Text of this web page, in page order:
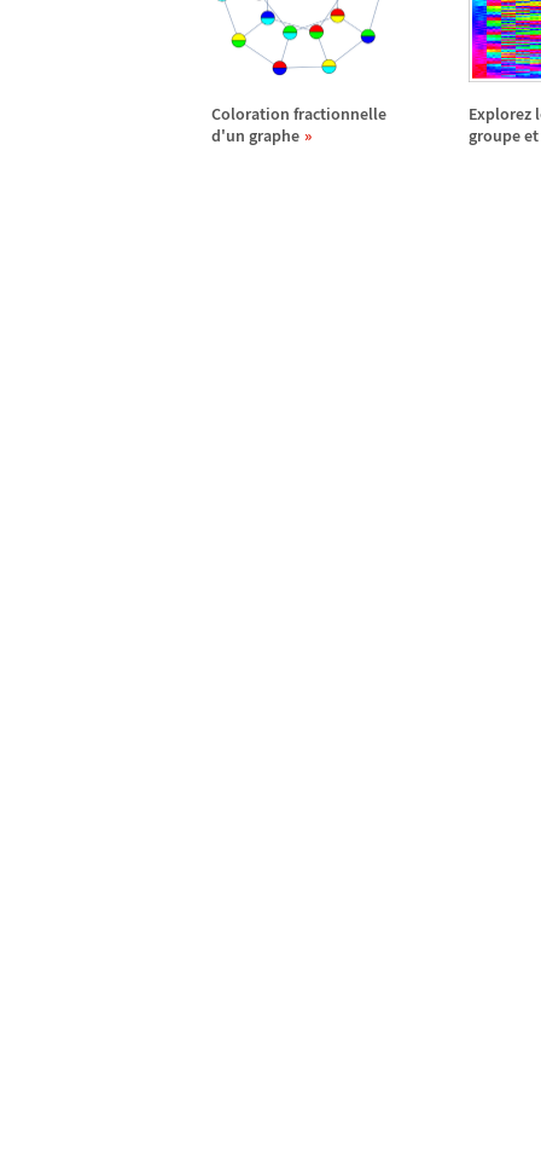
Coloration fractionnelle
d'un graphe
Explorez
groupe et